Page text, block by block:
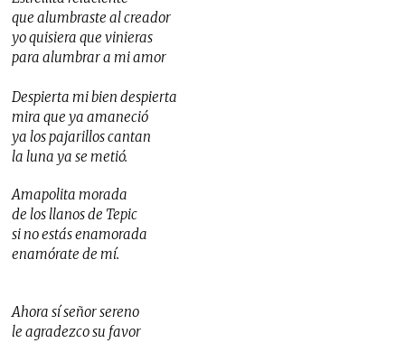
que alumbraste al creador
yo quisiera que vinieras
para alumbrar a mi amor
Despierta mi bien despierta
mira que ya amaneció
ya los pajarillos cantan
la luna ya se metió.
Amapolita morada
de los llanos de Tepic
si no estás enamorada
enamórate de mí.
Ahora sí señor sereno
le agradezco su favor